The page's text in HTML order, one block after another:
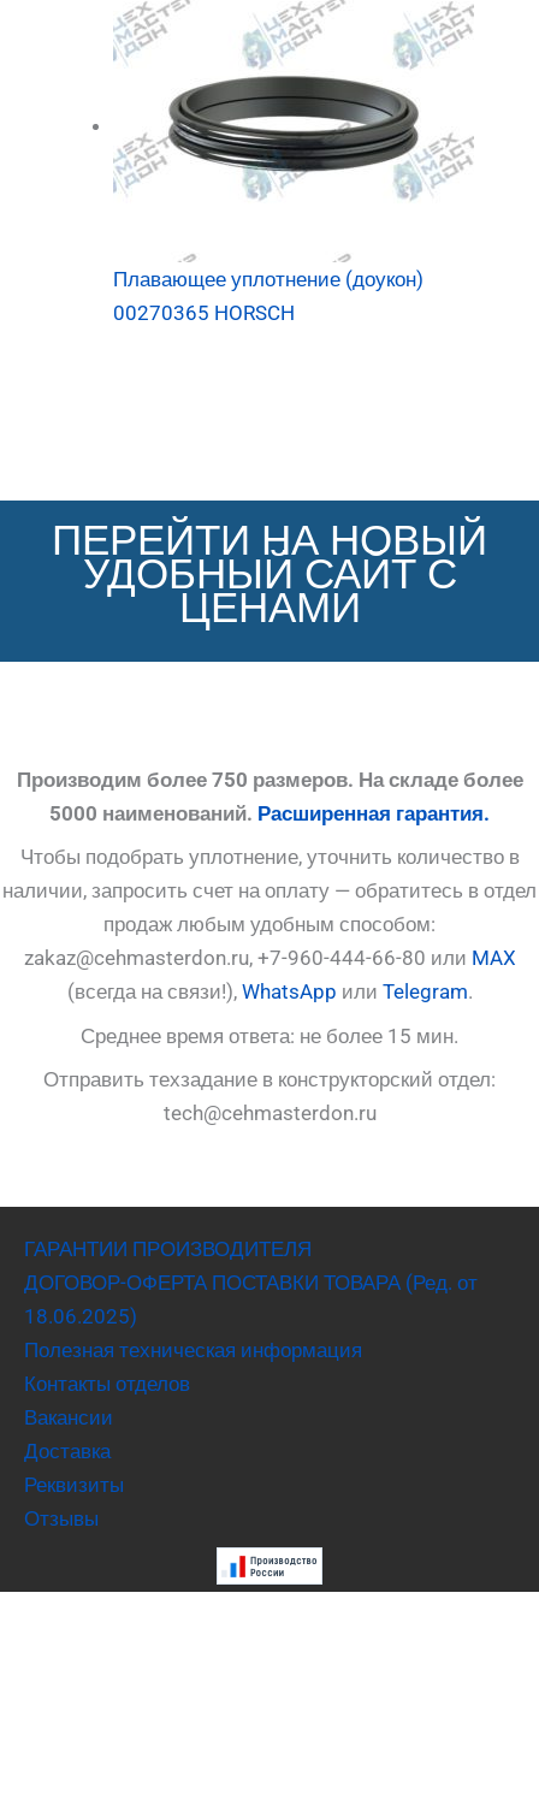
Плавающее уплотнение (доукон)
00270365 HORSCH
ПЕРЕЙТИ НА НОВЫЙ
УДОБНЫЙ САЙТ С
ЦЕНАМИ
Производим более 750 размеров. На складе более
5000 наименований. Расширенная гарантия.
Чтобы подобрать уплотнение, уточнить количество в
наличии, запросить счет на оплату — обратитесь в отдел
продаж любым удобным способом:
zakaz@cehmasterdon.ru, +7-960-444-66-80 или MAX
(всегда на связи!), WhatsApp или Telegram.
Среднее время ответа: не более 15 мин.
Отправить техзадание в конструкторский отдел:
tech@cehmasterdon.ru
ГАРАНТИИ ПРОИЗВОДИТЕЛЯ
ДОГОВОР-ОФЕРТА ПОСТАВКИ ТОВАРА (Ред. от
18.06.2025)
Полезная техническая информация
Контакты отделов
Вакансии
Доставка
Реквизиты
Отзывы